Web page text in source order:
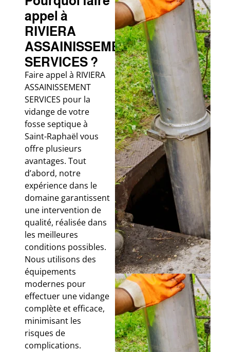
appel à
RIVIERA
ASSAINISSEMENT
SERVICES ?
Faire appel à RIVIERA
ASSAINISSEMENT
SERVICES pour la
vidange de votre
fosse septique à
Saint-Raphaël vous
offre plusieurs
avantages. Tout
d’abord, notre
expérience dans le
domaine garantissent
une intervention de
qualité, réalisée dans
les meilleures
conditions possibles.
Nous utilisons des
équipements
modernes pour
effectuer une vidange
complète et efficace,
minimisant les
risques de
complications.